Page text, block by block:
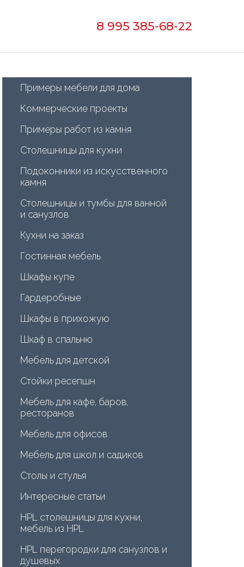
8 995 385-68-22
Примеры мебели для дома
Коммерческие проекты
Примеры работ из камня
Столешницы для кухни
Подоконники из искусственного
камня
Столешницы и тумбы для ванной
и санузлов
Кухни на заказ
Гостинная мебель
Шкафы купе
Гардеробные
Шкафы в прихожую
Шкаф в спальню
Мебель для детской
Стойки ресепшн
Мебель для кафе, баров,
ресторанов
Мебель для офисов
Мебель для школ и садиков
Столы и стулья
Интересные статьи
HPL столешницы для кухни,
мебель из HPL
HPL перегородки для санузлов и
душевых